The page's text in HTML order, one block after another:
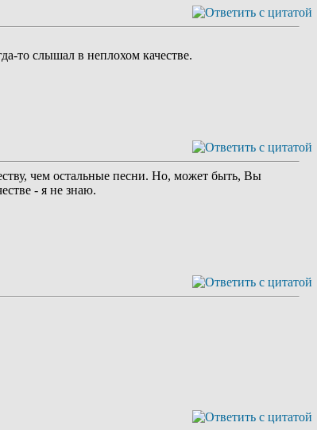
то слышал в неплохом качестве.
чем остальные песни. Но, может быть, Вы
- я не знаю.